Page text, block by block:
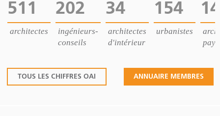
511
architectes
202
ingénieurs-
conseils
34
architectes
d'intérieur
154
urbanistes
14
TOUS LES CHIFFRES OAI ANNUAIRE MEMBRES